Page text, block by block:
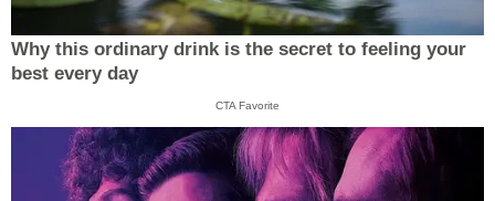
Why this ordinary drink is the secret to feeling your
best every day
CTA Favorite